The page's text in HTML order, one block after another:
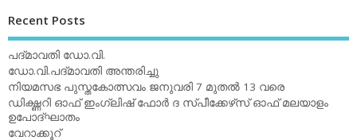
Recent Posts
പദ്മാവതി ഡോ.വി.
ഡോ.വി.പദ്മാവതി അന്തരിച്ചു
നിയമസഭ പുസ്തകോത്സവം ജനുവരി 7 മുതല്‍ 13 വരെ
ഡിക്ഷ്ണറി ഓഫ് ഇംഗ്ലിഷ് ഫോര്‍ ദ സ്പീക്കേഴ്‌സ് ഓഫ് മലയാളം
ഉപോദ്ഘാതം
വേറാക്കൂറ്